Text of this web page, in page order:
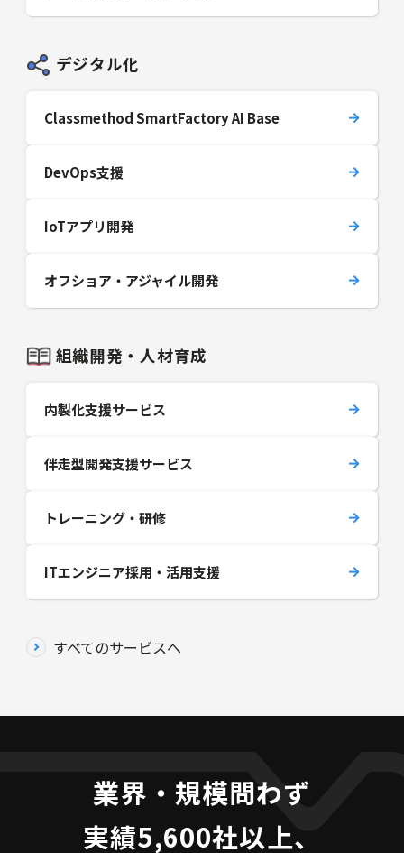
デジタル化
Classmethod SmartFactory AI Base
DevOps支援
IoTアプリ開発
オフショア・アジャイル開発
組織開発・人材育成
内製化支援サービス
伴走型開発支援サービス
トレーニング・研修
ITエンジニア採用・活用支援
すべてのサービスへ
業界・規模問わず
実績5,600社以上、